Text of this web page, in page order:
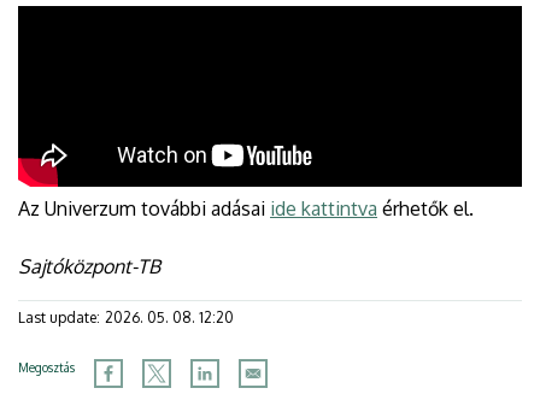
Az Univerzum további adásai ide kattintva érhetők el.
Sajtóközpont-TB
Last update: 2026. 05. 08. 12:20
Megosztás